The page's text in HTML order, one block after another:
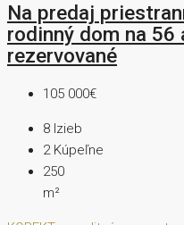
Na predaj
rodinný dom na 56
rezervované
105 000€
8 Izieb
2 Kúpeľne
250
m²